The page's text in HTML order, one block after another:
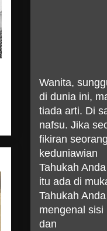
Wanita,
di dunia ini,
tiada arti. Di
nafsu. Jika
fikiran
keduniawian
Tahukah
itu ada di
Tahukah
mengenal
dan